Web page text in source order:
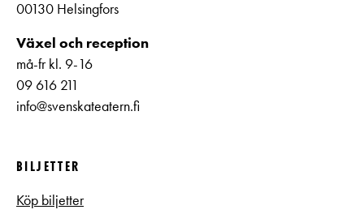
00130 Helsingfors
Växel och reception
må-fr kl. 9-16
09 616 211
info@svenskateatern.fi
BILJETTER
Köp biljetter